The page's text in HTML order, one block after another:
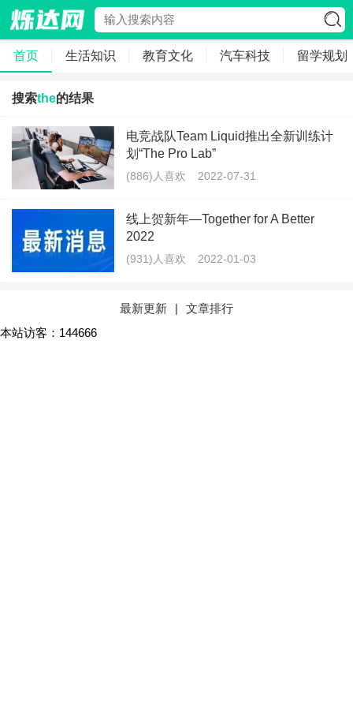
首页 生活知识 教育文化 汽车科技 留学规划
搜索the的结果
电竞战队Team Liquid推出全新训练计
划“The Pro Lab”
(886)人喜欢 2022-07-31
线上贺新年—Together for A Better
2022
(931)人喜欢 2022-01-03
最新更新 |
文章排行
本站访客：144666